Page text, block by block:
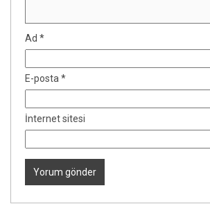
Ad *
E-posta *
İnternet sitesi